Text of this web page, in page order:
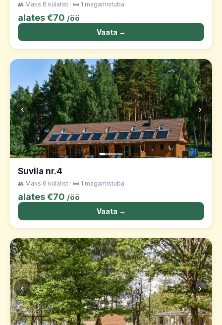
👥 Maks 6 külalist · 🛏️ 1 magamistuba
alates €70 /öö
Vaata →
‹ ›
Suvila nr.4
👥 Maks 6 külalist · 🛏️ 1 magamistuba
alates €70 /öö
Vaata →
‹ ›